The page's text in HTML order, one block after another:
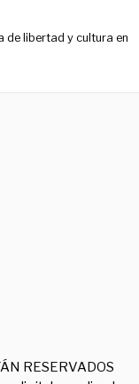
de libertad y cultura en
RESERVADOS